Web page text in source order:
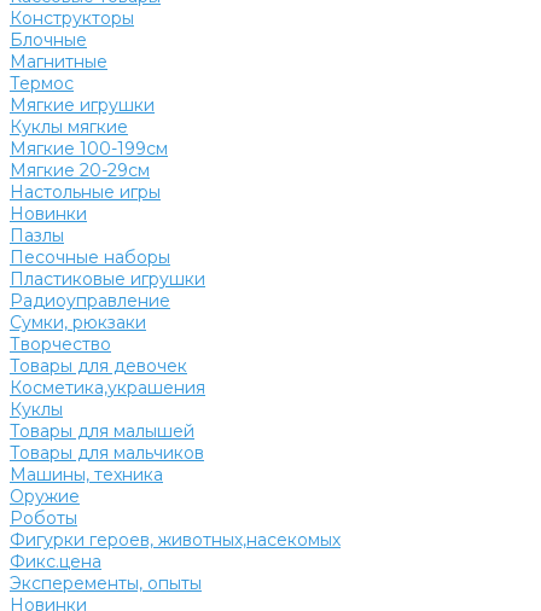
Конструкторы
Блочные
Магнитные
Термос
Мягкие игрушки
Куклы мягкие
Мягкие 100-199см
Мягкие 20-29см
Настольные игры
Новинки
Пазлы
Песочные наборы
Пластиковые игрушки
Радиоуправление
Сумки, рюкзаки
Творчество
Товары для девочек
Косметика,украшения
Куклы
Товары для малышей
Товары для мальчиков
Машины, техника
Оружие
Роботы
Фигурки героев, животных,насекомых
Фикс.цена
Эксперементы, опыты
Новинки